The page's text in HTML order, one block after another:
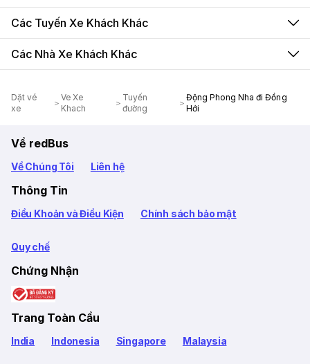
Các Tuyến Xe Khách Khác
Các Nhà Xe Khách Khác
Dặt vé
xe
Ve Xe
Khach
Tuyến
đường
Động Phong Nha đi Đồng
Hới
Về redBus
Về Chúng Tôi Liên hệ
Thông Tin
Điều Khoản và Điều Kiện Chính sách bảo mật
Quy chế
Chứng Nhận
Trang Toàn Cầu
India Indonesia Singapore Malaysia